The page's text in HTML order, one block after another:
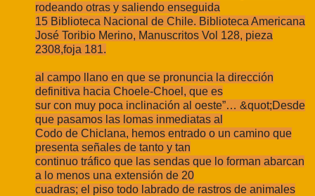
rodeando otras y saliendo enseguida
15 Biblioteca Nacional de Chile. Biblioteca Americana
José Toribio Merino, Manuscritos Vol 128, pieza
2308,foja 181.
al campo llano en que se pronuncia la dirección
definitiva hacia Choele-Choel, que es
sur con muy poca inclinación al oeste”… &quot;Desde
que pasamos las lomas inmediatas al
Codo de Chiclana, hemos entrado o un camino que
presenta señales de tanto y tan
continuo tráfico que las sendas que lo forman abarcan
a lo menos una extensión de 20
cuadras; el piso todo labrado de rastros de animales